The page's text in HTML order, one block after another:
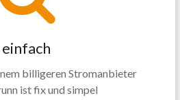
einfach
billigeren Stromanbieter
ist fix und simpel